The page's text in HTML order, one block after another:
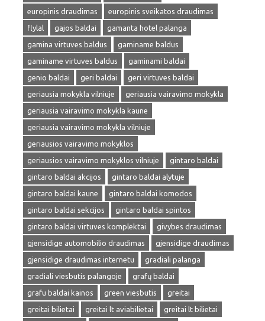
europinis draudimas
europinis sveikatos draudimas
flylal
gajos baldai
gamanta hotel palanga
gamina virtuves baldus
gaminame baldus
gaminame virtuves baldus
gaminami baldai
genio baldai
geri baldai
geri virtuves baldai
geriausia mokykla vilniuje
geriausia vairavimo mokykla
geriausia vairavimo mokykla kaune
geriausia vairavimo mokykla vilniuje
geriausios vairavimo mokyklos
geriausios vairavimo mokyklos vilniuje
gintaro baldai
gintaro baldai akcijos
gintaro baldai alytuje
gintaro baldai kaune
gintaro baldai komodos
gintaro baldai sekcijos
gintaro baldai spintos
gintaro baldai virtuves komplektai
givybes draudimas
gjensidige automobilio draudimas
gjensidige draudimas
gjensidige draudimas internetu
gradiali palanga
gradiali viesbutis palangoje
grafų baldai
grafu baldai kainos
green viesbutis
greitai
greitai bilietai
greitai lt aviabilietai
greitai lt bilietai